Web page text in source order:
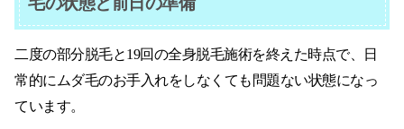
二度の部分脱毛と19回の全身脱毛施術を終えた時点で、日
常的にムダ毛のお手入れをしなくても問題ない状態になっ
ています。